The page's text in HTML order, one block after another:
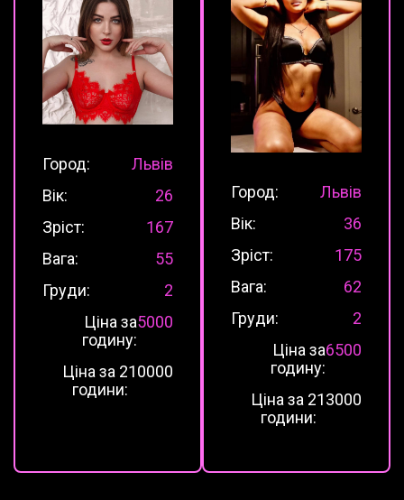
Город:
Львів
Вік:
26
Зріст:
167
Вага:
55
Груди:
2
Ціна за
годину:
5000
Ціна за 2
години:
10000
Город:
Львів
Вік:
36
Зріст:
175
Вага:
62
Груди:
2
Ціна за
годину:
6500
Ціна за 2
години:
13000